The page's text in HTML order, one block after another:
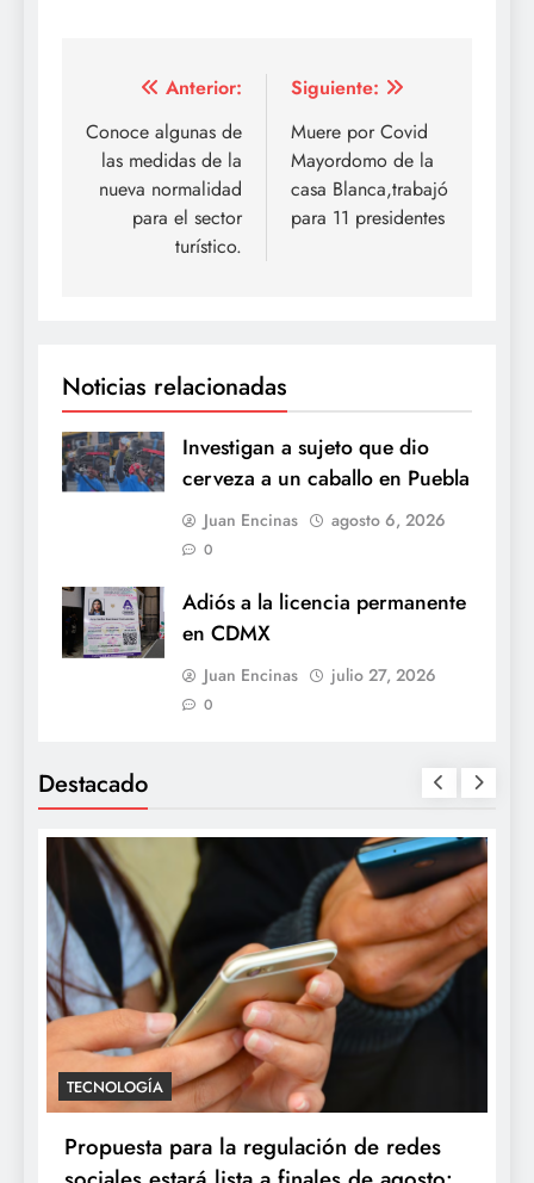
Navegación
de
entradas
Anterior:
Conoce algunas de
las medidas de la
nueva normalidad
para el sector
turístico.
Siguiente:
Muere por Covid
Mayordomo de la
casa Blanca,trabajó
para 11 presidentes
Noticias relacionadas
Investigan a sujeto que dio
cerveza a un caballo en Puebla
Juan Encinas agosto 6, 2026
0
Adiós a la licencia permanente
en CDMX
Juan Encinas julio 27, 2026
0
Destacado
TECNOLOGÍA
Propuesta para la regulación de redes